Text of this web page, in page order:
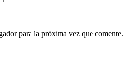
para la próxima vez que comente.